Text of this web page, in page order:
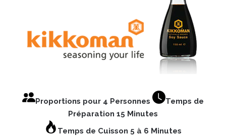
Proportions pour 4 Personnes
Temps de
Préparation 15 Minutes
Temps de Cuisson 5 à 6 Minutes